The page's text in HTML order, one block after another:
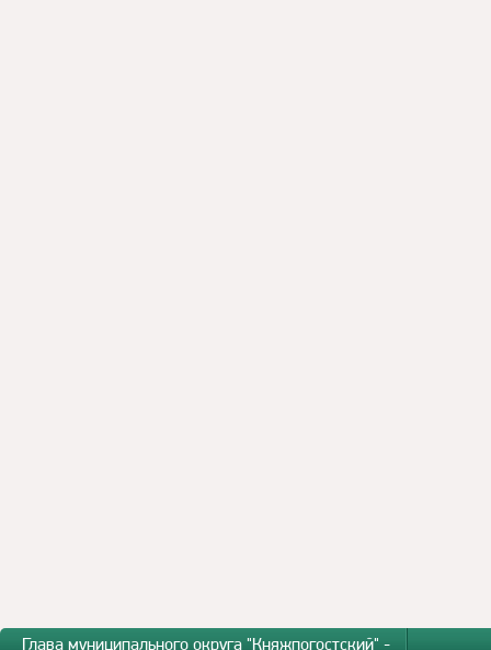
Глава муниципального округа "Княжпогостский" -